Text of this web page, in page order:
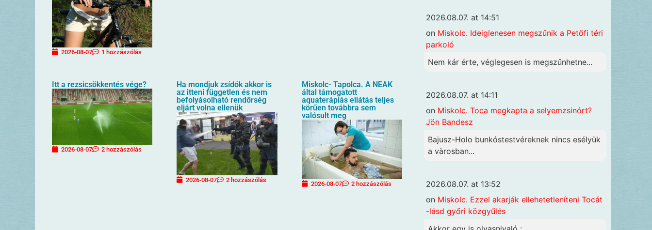
2026-08-07 1 hozzászólás
Itt a rezsicsökkentés vége?
2026-08-07 2 hozzászólás
Ha mondjuk zsídók akkor is
az itteni független és nem
befolyásolható rendőrség
eljárt volna ellenük
2026-08-07 2 hozzászólás
Miskolc- Tapolca. A NEAK
által támogatott
aquaterápiás ellátás teljes
körűen továbbra sem
valósult meg
2026-08-07 2 hozzászólás
2026.08.07. at 14:51
on Miskolc. Ideiglenesen megszűnik a Petőfi téri
parkoló
Nem kár érte, véglegesen is megszűnhetne...
2026.08.07. at 14:11
on Miskolc. Toca megkapta a selyemzsinórt?
Jön Bandesz
Bajusz-Holo bunkóstestvéreknek nincs esélyük
a vàrosban...
2026.08.07. at 13:52
on Miskolc. Ezzel akarják ellehetetleníteni Tocát
-lásd győri közgyűlés